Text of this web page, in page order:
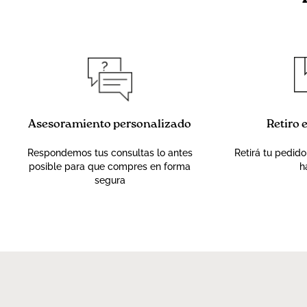
Asesoramiento personalizado
Respondemos tus consultas lo antes
posible para que compres en forma
segura
Retiro
Retirá tu